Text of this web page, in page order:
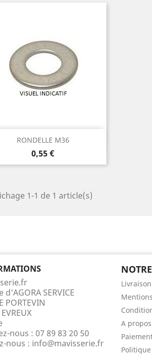
RONDELLE M36
Prix
0,55 €
Aperçu rapide
1-1 de 1 article(s)
d'AGORA SERVICE
PORTEVIN
nous : 07 89 83 20 50
nous : info@mavisserie.fr
Livraison
A propos